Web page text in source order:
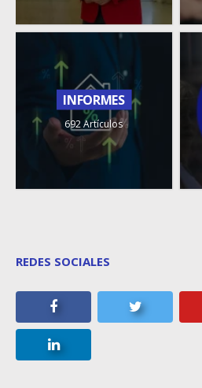
INFORMES
692 Artículos
REDES SOCIALES